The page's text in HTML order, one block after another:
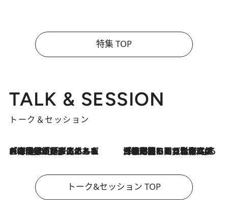
特集 TOP
TALK & SESSION
トーク＆セッション
2026.8.3
「今後値上げがあるとすれば…」「リスクがあるのは今年の冬」エネルギー専門家が語る、ホルムズ海峡封鎖が家庭にもたらす“ある心配” 2026.8.3
「住宅建てられない…」「サーチャージ料の高値が続いている」ホルムズ海峡封鎖による影響はいつまで続く？《エネルギー専門家に聞く“どうなる日本の暮らし”》
トーク&セッション TOP